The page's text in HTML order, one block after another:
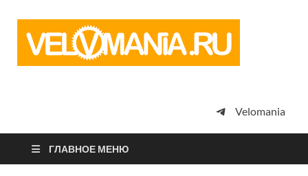
просто
Velomania
ГЛАВНОЕ МЕНЮ